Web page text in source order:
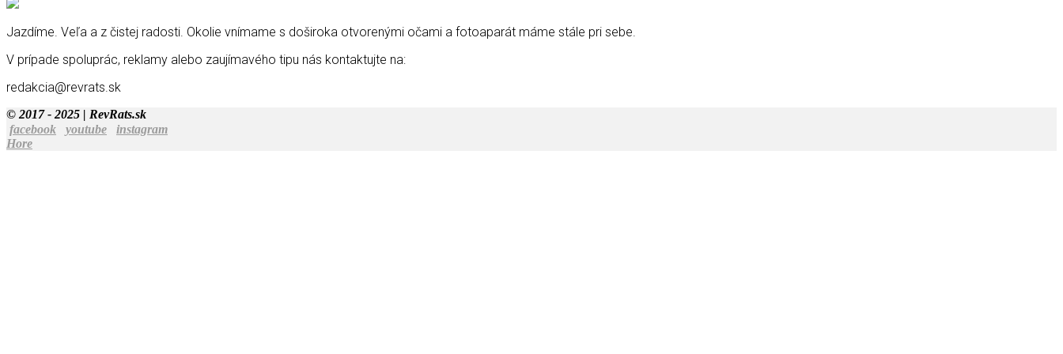
Jazdíme. Veľa a z čistej radosti. Okolie vnímame s doširoka otvorenými očami a fotoaparát máme stále pri sebe.
V prípade spoluprác, reklamy alebo zaujímavého tipu nás kontaktujte na:
redakcia@revrats.sk
© 2017 - 2025 | RevRats.sk
facebook
youtube
instagram
Hore